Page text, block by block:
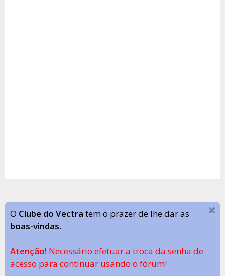
O Clube do Vectra tem o prazer de lhe dar as
boas-vindas.
Atenção! Necessário efetuar a troca da senha de
acesso para continuar usando o fórum!